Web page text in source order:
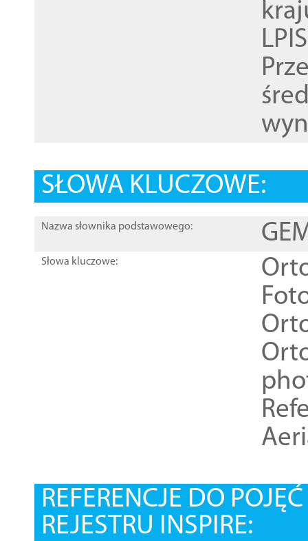
SŁOWA KLUCZOWE:
Nazwa słownika podstawowego:
Słowa kluczowe:
REFERENCJE DO
REJESTRU INSPIRE: